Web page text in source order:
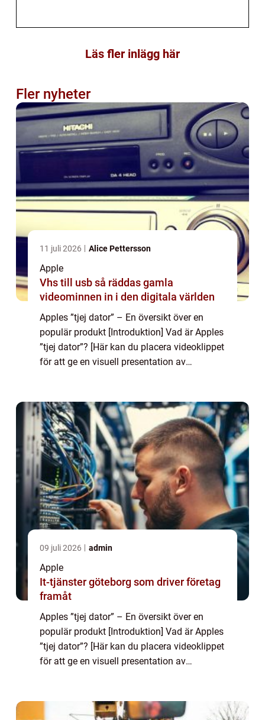
Läs fler inlägg här
Fler nyheter
11 juli 2026 Alice Pettersson
Apple
Vhs till usb så räddas gamla
videominnen in i den digitala världen
Apples ”tjej dator” – En översikt över en
populär produkt [Introduktion] Vad är Apples
”tjej dator”? [Här kan du placera videoklippet
för att ge en visuell presentation av
09 juli 2026 admin
Apple
It-tjänster göteborg som driver företag
framåt
Apples ”tjej dator” – En översikt över en
populär produkt [Introduktion] Vad är Apples
”tjej dator”? [Här kan du placera videoklippet
för att ge en visuell presentation av